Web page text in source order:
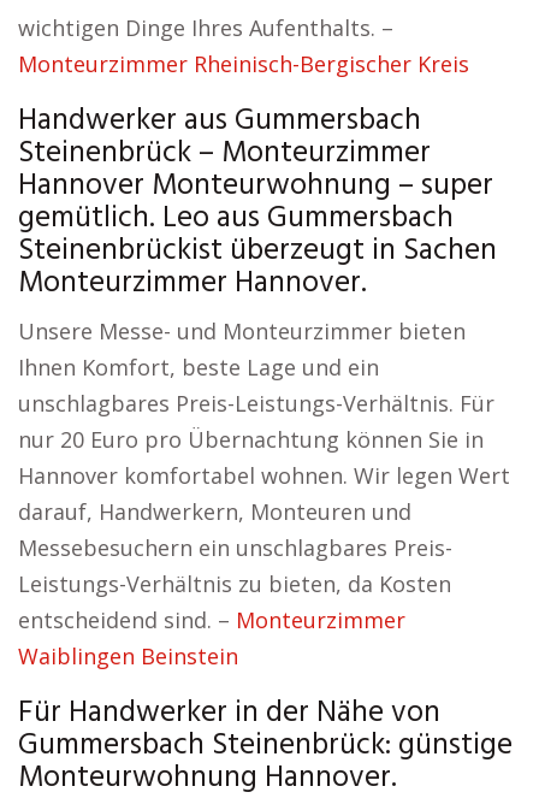
wichtigen Dinge Ihres Aufenthalts. –
Monteurzimmer Rheinisch-Bergischer Kreis
Handwerker aus Gummersbach
Steinenbrück – Monteurzimmer
Hannover Monteurwohnung – super
gemütlich. Leo aus Gummersbach
Steinenbrückist überzeugt in Sachen
Monteurzimmer Hannover.
Unsere Messe- und Monteurzimmer bieten
Ihnen Komfort, beste Lage und ein
unschlagbares Preis-Leistungs-Verhältnis. Für
nur 20 Euro pro Übernachtung können Sie in
Hannover komfortabel wohnen. Wir legen Wert
darauf, Handwerkern, Monteuren und
Messebesuchern ein unschlagbares Preis-
Leistungs-Verhältnis zu bieten, da Kosten
entscheidend sind. – Monteurzimmer
Waiblingen Beinstein
Für Handwerker in der Nähe von
Gummersbach Steinenbrück: günstige
Monteurwohnung Hannover.